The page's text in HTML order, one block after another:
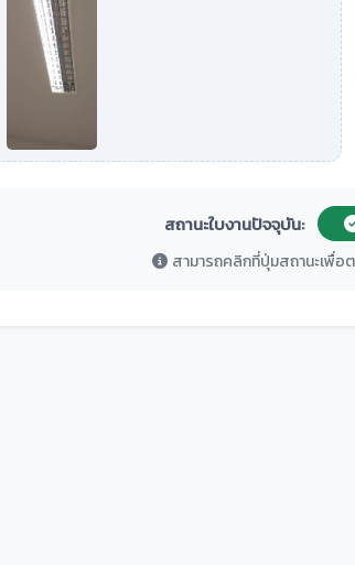
สถานะใบงานปัจจุบัน:
สามารถคลิกที่ปุ่มสถานะเพื่อ